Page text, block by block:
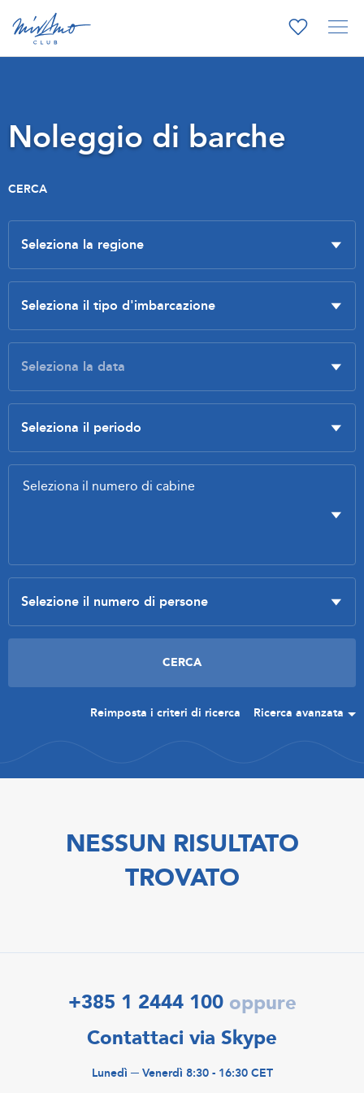
Noleggio di barche
CERCA
Reimposta i criteri di ricerca Ricerca avanzata
NESSUN RISULTATO
TROVATO
+385 1 2444 100 oppure
Contattaci via Skype
Lunedì ─ Venerdì 8:30 - 16:30 CET